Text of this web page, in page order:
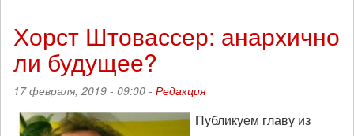
Рот:
кризис?
Всемирная
пролетаризация?»
Хорст Штовассер: анархично
ли будущее?
17 февраля, 2019 - 09:00 - Редакция
Публикуем главу из